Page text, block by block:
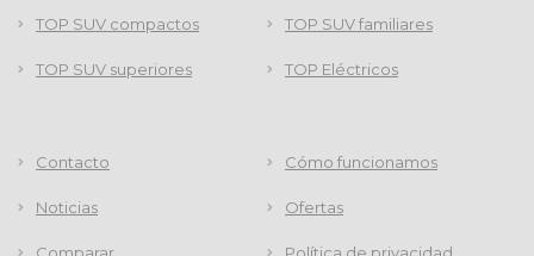
TOP SUV compactos TOP SUV familiares
TOP SUV superiores TOP Eléctricos
Contacto Cómo funcionamos
Noticias Ofertas